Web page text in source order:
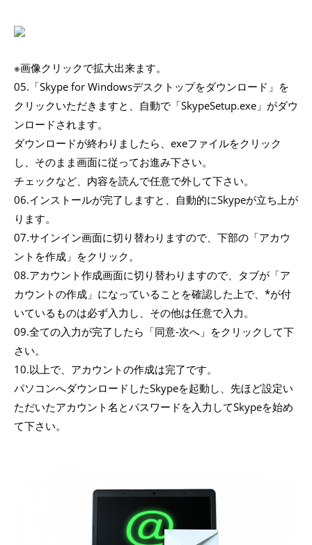
※画像クリックで拡大出来ます。
05.「Skype for Windowsデスクトップをダウンロード」を
クリックいただきますと、自動で「SkypeSetup.exe」がダウ
ンロードされます。
ダウンロードが終わりましたら、exeファイルをクリック
し、そのまま画面に従ってお進み下さい。
チェックなど、内容を読んで任意で外して下さい。
06.インストールが完了しますと、自動的にSkypeが立ち上が
ります。
07.サインイン画面に切り替わりますので、下部の「アカウ
ントを作成」をクリック。
08.アカウント作成画面に切り替わりますので、タブが「ア
カウントの作成」になっていることを確認した上で、*が付
いているものは必ず入力し、その他は任意で入力。
09.全ての入力が完了したら「同意-次へ」をクリックして下
さい。
10.以上で、アカウントの作成は完了です。
パソコンへダウンロードしたSkypeを起動し、先ほど設定い
ただいたアカウント名とパスワードを入力してSkypeを始め
て下さい。